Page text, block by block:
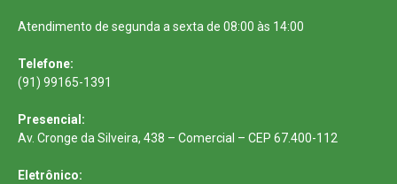
Atendimento de segunda a sexta de 08:00 às 14:00
Telefone:
(91) 99165-1391
Presencial:
Av. Cronge da Silveira, 438 – Comercial – CEP 67.400-112
Eletrônico: